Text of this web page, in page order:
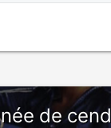
de